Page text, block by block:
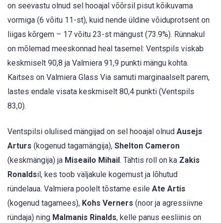
on seevastu olnud sel hooajal võõrsil pisut kõikuvama
vormiga (6 võitu 11-st), kuid nende üldine võiduprotsent on
liigas kõrgem – 17 võitu 23-st mängust (73.9%). Rünnakul
on mõlemad meeskonnad heal tasemel: Ventspils viskab
keskmiselt 90,8 ja Valmiera 91,9 punkti mängu kohta.
Kaitses on Valmiera Glass Via samuti marginaalselt parem,
lastes endale visata keskmiselt 80,4 punkti (Ventspils
83,0).
Ventspilsi olulised mängijad on sel hooajal olnud Ausejs
Arturs (kogenud tagamängija), Shelton Cameron
(keskmängija) ja Miseailo Mihail . Tähtis roll on ka Zakis
Ronaldsil, kes toob väljakule kogemust ja lõhutud
ründelaua. Valmiera poolelt tõstame esile Ate Artis
(kogenud tagamees), Kohs Verners (noor ja agressiivne
ründaja) ning Malmanis Rinalds, kelle panus eesliinis on